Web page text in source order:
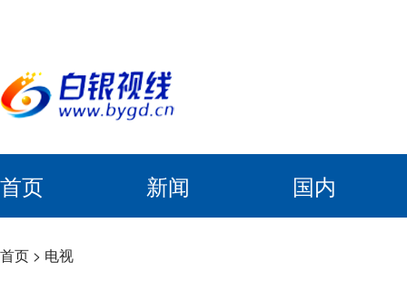
首页 新闻 国内
首页 > 电视